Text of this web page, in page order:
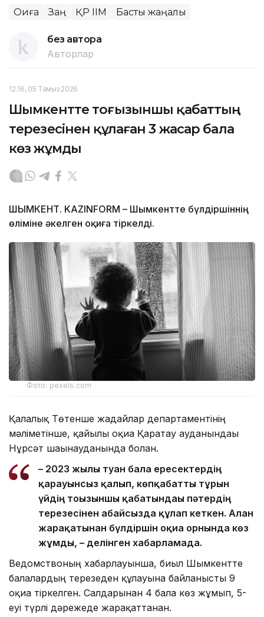
Оқиға Заң ҚР ІІМ Басты жаңалық
без автора
Авторлар
12:16, 05 Тамыз 2026
Шымкентте тоғызыншы қабаттың
терезесінен құлаған 3 жасар бала
көз жұмды
ШЫМКЕНТ. KAZINFORM – Шымкентте бүлдіршіннің
өліміне әкелген оқиға тіркелді.
Фото: pexels.com
Қалалық Төтенше жағдайлар департаментінің
мәліметінше, қайғылы оқиға Қаратау ауданындағы
Нұрсәт шағынауданында болған.
– 2023 жылы туған бала ересектердің
қарауынсыз қалып, көпқабатты тұрғын
үйдің тоғызыншы қабатындағы пәтердің
терезесінен абайсызда құлап кеткен. Алған
жарақатынан бүлдіршін оқиға орнында көз
жұмды, – делінген хабарламада.
Ведомствоның хабарлауынша, биыл Шымкентте
балалардың терезеден құлауына байланысты 9
оқиға тіркелген. Салдарынан 4 бала көз жұмып, 5-
еуі түрлі дәрежеде жарақаттанған.